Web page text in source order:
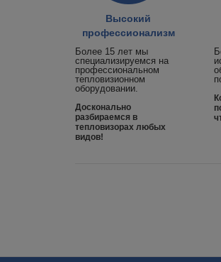
Высокий
профессионализм
Более 15 лет мы
специализируемся на
профессиональном
тепловизионном
оборудовании.
Досконально
разбираемся в
тепловизорах любых
видов!